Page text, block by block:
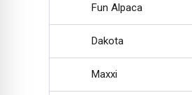
Fun Alpaca
Dakota
Maxxi